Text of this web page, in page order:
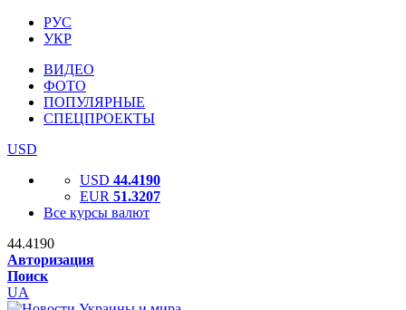
РУС
УКР
ВИДЕО
ФОТО
ПОПУЛЯРНЫЕ
СПЕЦПРОЕКТЫ
USD
USD 44.4190
EUR 51.3207
Все курсы валют
44.4190
Авторизация
Поиск
UA